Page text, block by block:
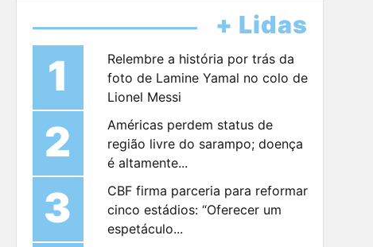
+ Lidas
1
Relembre a história por trás da
foto de Lamine Yamal no colo de
Lionel Messi
2
Américas perdem status de
região livre do sarampo; doença
é altamente...
3
CBF firma parceria para reformar
cinco estádios: “Oferecer um
espetáculo...